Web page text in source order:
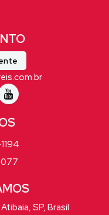
Atibaia, SP, Brasil